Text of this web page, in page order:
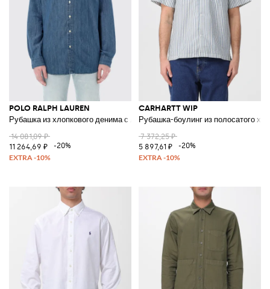
POLO RALPH LAUREN
Рубашка из хлопкового денима с логотипом Pony
14 081,09 ₽
11 264,69 ₽
-20%
CARHARTT WIP
Рубашка-боулинг из полосатого
7 372,25 ₽
5 897,61 ₽
-20%